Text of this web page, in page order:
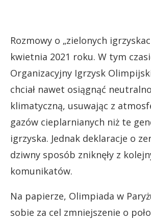
Rozmowy o „zielonych
kwietnia 2021 roku. W tym
Organizacyjny Igrzysk
chciał nawet osiągnąć
klimatyczną, usuwając z
gazów cieplarnianych niż te
igrzyska. Jednak deklaracje o
dziwny sposób zniknęły z
komunikatów.
Na papierze, Olimpiada w
sobie za cel zmniejszenie o